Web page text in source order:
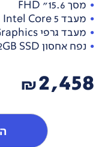
מסך 15.6" FHD
מעבד Intel Core 5
מעבד גרפי Intel Graphics
נפח אחסון 512GB SSD וזיכרון 16GB
2,458
₪